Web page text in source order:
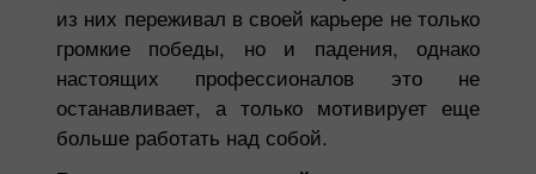
из них переживал в своей карьере не только
громкие победы, но и падения, однако
настоящих профессионалов это не
останавливает, а только мотивирует еще
больше работать над собой.